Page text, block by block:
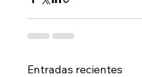
Entradas recientes